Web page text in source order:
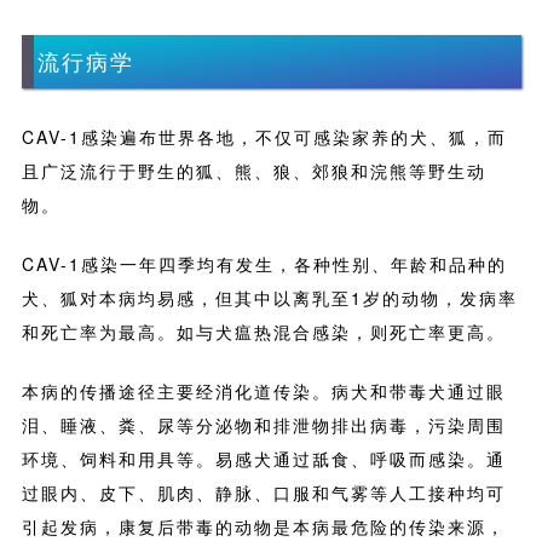
流行病学
CAV-1感染遍布世界各地，不仅可感染家养的犬、狐，而
且广泛流行于野生的狐、熊、狼、郊狼和浣熊等野生动
物。
CAV-1感染一年四季均有发生，各种性别、年龄和品种的
犬、狐对本病均易感，但其中以离乳至1岁的动物，发病率
和死亡率为最高。如与犬瘟热混合感染，则死亡率更高。
本病的传播途径主要经消化道传染。病犬和带毒犬通过眼
泪、睡液、粪、尿等分泌物和排泄物排出病毒，污染周围
环境、饲料和用具等。易感犬通过舐食、呼吸而感染。通
过眼内、皮下、肌肉、静脉、口服和气雾等人工接种均可
引起发病，康复后带毒的动物是本病最危险的传染来源，